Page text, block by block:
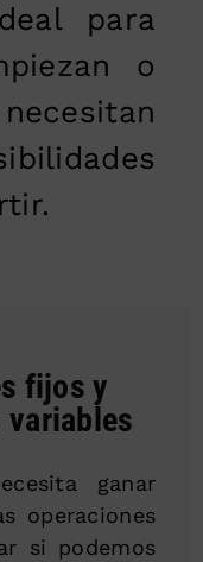
para
o
fijos y
ganar
operaciones
si podemos